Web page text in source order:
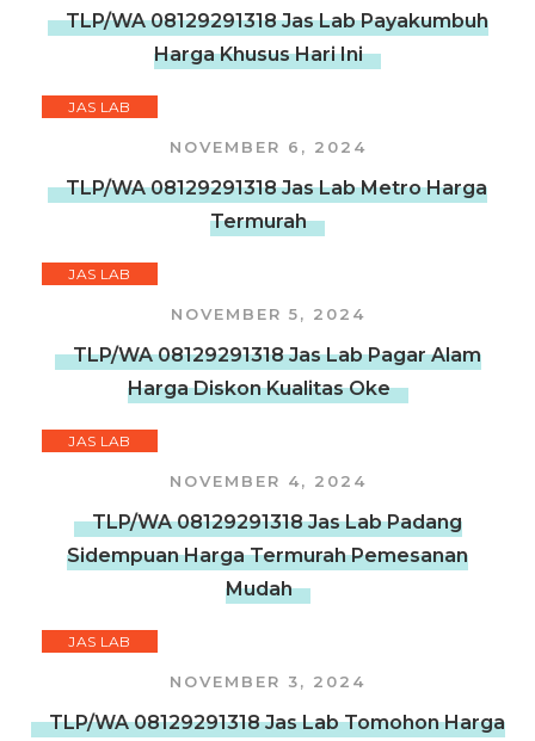
TLP/WA 08129291318 Jas Lab Payakumbuh
Harga Khusus Hari Ini
JAS LAB
NOVEMBER 6, 2024
TLP/WA 08129291318 Jas Lab Metro Harga
Termurah
JAS LAB
NOVEMBER 5, 2024
TLP/WA 08129291318 Jas Lab Pagar Alam
Harga Diskon Kualitas Oke
JAS LAB
NOVEMBER 4, 2024
TLP/WA 08129291318 Jas Lab Padang
Sidempuan Harga Termurah Pemesanan
Mudah
JAS LAB
NOVEMBER 3, 2024
TLP/WA 08129291318 Jas Lab Tomohon Harga